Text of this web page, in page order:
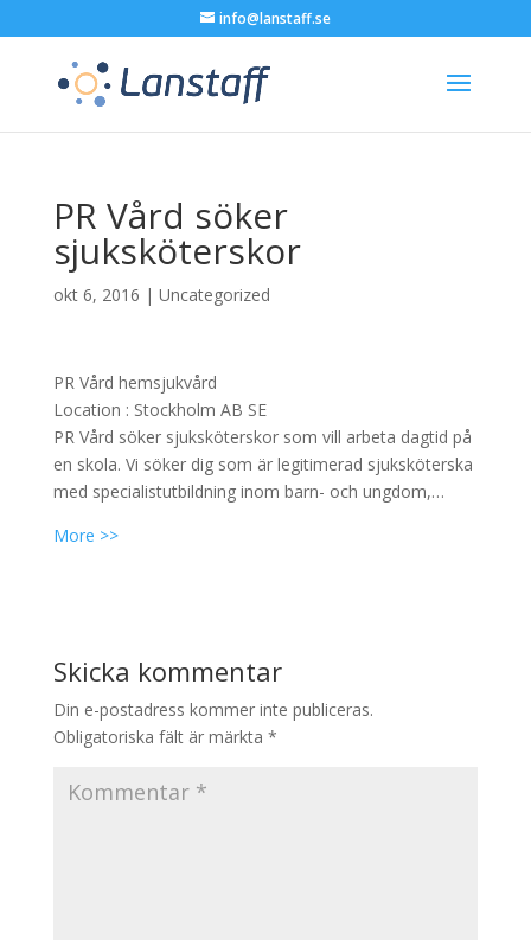
info@lanstaff.se
PR Vård söker
sjuksköterskor
okt 6, 2016 | Uncategorized
PR Vård hemsjukvård
Location : Stockholm AB SE
PR Vård söker sjuksköterskor som vill arbeta dagtid på
en skola. Vi söker dig som är legitimerad sjuksköterska
med specialistutbildning inom barn- och ungdom,…
More >>
Skicka kommentar
Din e-postadress kommer inte publiceras.
Obligatoriska fält är märkta *